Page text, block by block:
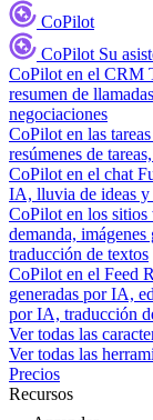
CoPilot
CoPilot Su
CoPilot en el CRM
resumen de
negociaciones
CoPilot en las tareas
resúmenes de
CoPilot en el chat
IA, lluvia de ideas y
CoPilot en los sitios
demanda,
traducción de textos
CoPilot en el Feed
generadas por IA,
por IA, traducción
Ver todas las
Ver todas las
Precios
Recursos